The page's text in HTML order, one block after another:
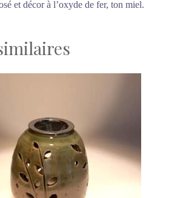
et décor à l’oxyde de fer, ton miel.